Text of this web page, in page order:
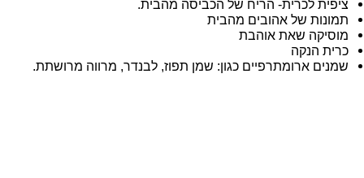
ציפית לכרית- הריח של הכביסה מהבית.
תמונות של אהובים מהבית
מוסיקה שאת אוהבת
כרית הנקה
שמנים ארומתרפיים כגון: שמן תפוז, לבנדר, מרווה מרושתת.